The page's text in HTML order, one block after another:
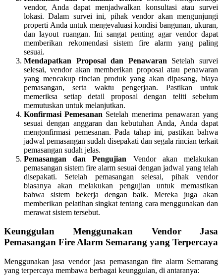
vendor, Anda dapat menjadwalkan konsultasi atau survei
lokasi. Dalam survei ini, pihak vendor akan mengunjungi
properti Anda untuk mengevaluasi kondisi bangunan, ukuran,
dan layout ruangan. Ini sangat penting agar vendor dapat
memberikan rekomendasi sistem fire alarm yang paling
sesuai.
Mendapatkan Proposal dan Penawaran Setelah survei
selesai, vendor akan memberikan proposal atau penawaran
yang mencakup rincian produk yang akan dipasang, biaya
pemasangan, serta waktu pengerjaan. Pastikan untuk
memeriksa setiap detail proposal dengan teliti sebelum
memutuskan untuk melanjutkan.
Konfirmasi Pemesanan Setelah menerima penawaran yang
sesuai dengan anggaran dan kebutuhan Anda, Anda dapat
mengonfirmasi pemesanan. Pada tahap ini, pastikan bahwa
jadwal pemasangan sudah disepakati dan segala rincian terkait
pemasangan sudah jelas.
Pemasangan dan Pengujian Vendor akan melakukan
pemasangan sistem fire alarm sesuai dengan jadwal yang telah
disepakati. Setelah pemasangan selesai, pihak vendor
biasanya akan melakukan pengujian untuk memastikan
bahwa sistem bekerja dengan baik. Mereka juga akan
memberikan pelatihan singkat tentang cara menggunakan dan
merawat sistem tersebut.
Keunggulan Menggunakan Vendor Jasa
Pemasangan Fire Alarm Semarang yang Terpercaya
Menggunakan jasa vendor jasa pemasangan fire alarm Semarang
yang terpercaya membawa berbagai keunggulan, di antaranya: